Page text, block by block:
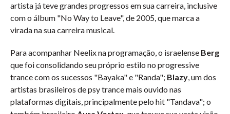
artista já teve grandes progressos em sua carreira, inclusive
com o álbum "No Way to Leave", de 2005, que marca a
virada na sua carreira musical.
Para acompanhar Neelix na programação, o israelense Berg
que foi consolidando seu próprio estilo no progressive
trance com os sucessos "Bayaka" e "Randa"; Blazy, um dos
artistas brasileiros de psy trance mais ouvido nas
plataformas digitais, principalmente pelo hit "Tandava"; o